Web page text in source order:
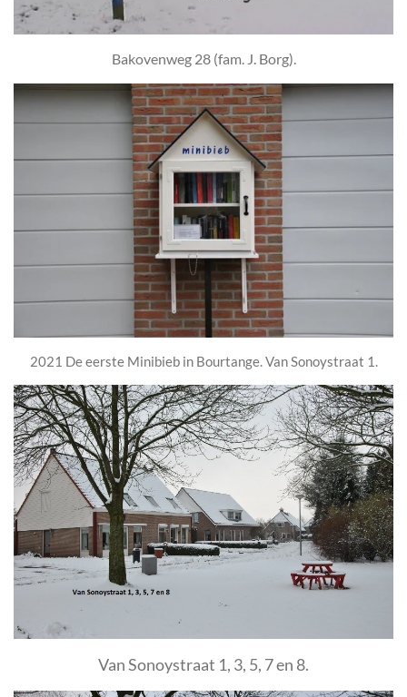
Bakovenweg 28 (fam. J. Borg).
2021 De eerste Minibieb in Bourtange. Van Sonoystraat 1.
Van Sonoystraat 1, 3, 5, 7 en 8.